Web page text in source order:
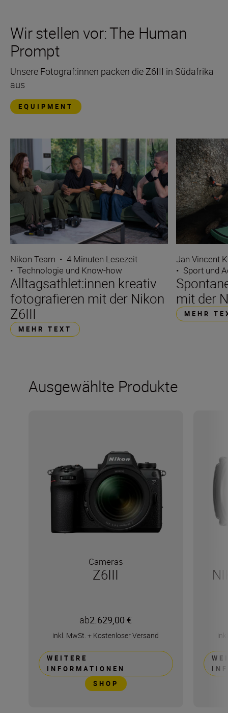
Wir stellen vor: The Human
Prompt
Unsere Fotograf:innen packen die Z6III in Südafrika
aus
EQUIPMENT
Nikon Team • 4 Minuten Lesezeit
• Technologie und Know-how
Alltagsathlet:innen kreativ
fotografieren mit der Nikon
Z6III
MEHR TEXT
Jan Vincent
• Sport und
mit der
MEHR
Ausgewählte Produkte
Cameras
Z6III
ab2.629,00 €
inkl. MwSt. + Kostenloser Versand
WEITERE
INFORMATIONEN
SHOP